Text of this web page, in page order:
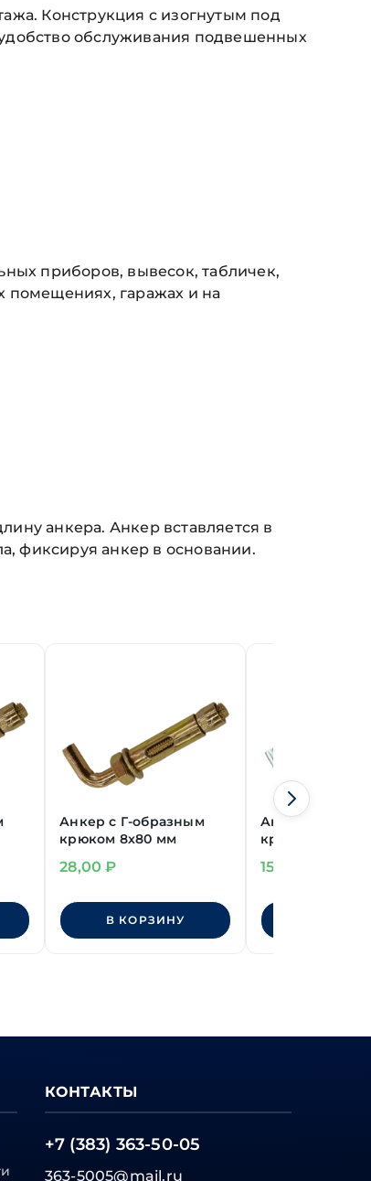
Конструкция с изогнутым под
обслуживания подвешенных
приборов, вывесок, табличек,
помещениях, гаражах и на
анкера. Анкер вставляется в
фиксируя анкер в основании.
Анкер с Г-образным
крюком 8х80 мм
28,00₽
В КОРЗИНУ
Анкер с Г-
крюком
15,00
КОНТАКТЫ
+7 (383) 363-50-05
363-5005@mail.ru